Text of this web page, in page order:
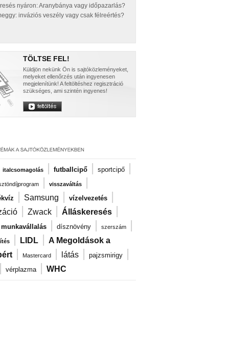
nyáron: Aranybánya vagy időpazarlás?
inváziós veszély vagy csak félreértés?
TÖLTSE FEL!
Küldjön nekünk Ön is sajtóközleményeket,
melyeket ellenőrzés után ingyenesen
megjelenítünk! A feltöltéshez regisztráció
szükséges, ami szintén ingyenes!
italcsomagolás | futballcipő | sportcipő |
| visszaváltás |
| Samsung | vízelvezetés |
| Zwack | Álláskeresés |
| dísznövény | szerszám |
| LIDL | A Megoldások a
| Mastercard | látás | pajzsmirigy |
vérplazma | WHC